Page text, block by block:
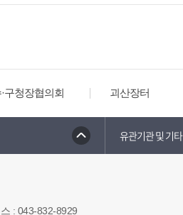
구청장협의회 괴산장터
유관기관 및 기타
: 043-832-8929